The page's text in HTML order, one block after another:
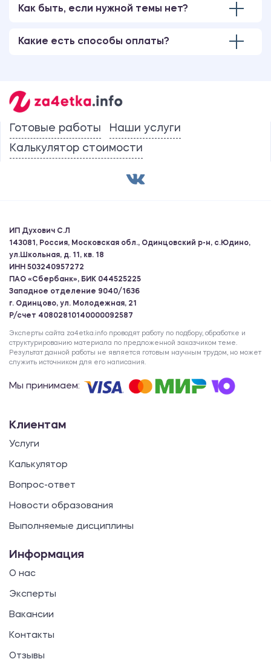
Как быть, если нужной темы нет?
Какие есть способы оплаты?
Готовые работы
Наши услуги
Калькулятор стоимости
ИП Духович С.Л
143081, Россия, Московская обл., Одинцовский р-н, с.Юдино,
ул.Школьная, д. 11, кв. 18
ИНН 503240957272
ПАО «Сбербанк», БИК 044525225
Западное отделение 9040/1636
г. Одинцово, ул. Молодежная, 21
Р/счет 40802810140000092587
Эксперты сайта za4etka.info проводят работу по подбору, обработке и
структурированию материала по предложенной заказчиком теме.
Результат данной работы не является готовым научным трудом, но может
служить источником для его написания.
Мы принимаем:
Клиентам
Услуги
Калькулятор
Вопрос-ответ
Новости образования
Выполняемые дисциплины
Информация
О нас
Эксперты
Вакансии
Контакты
Отзывы